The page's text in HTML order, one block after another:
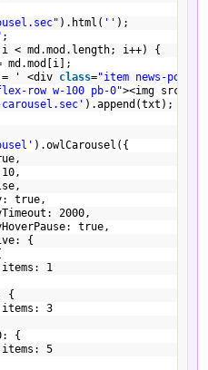
).html( '' );
;
md.mod.length; i++) {
md.mod[i];
' <div class="item news-post
row w-100 pb-0"><img src=
).append(txt);
).owlCarousel({
true,
2000,
true,
{
items: 1
{
items: 3
{
items: 5